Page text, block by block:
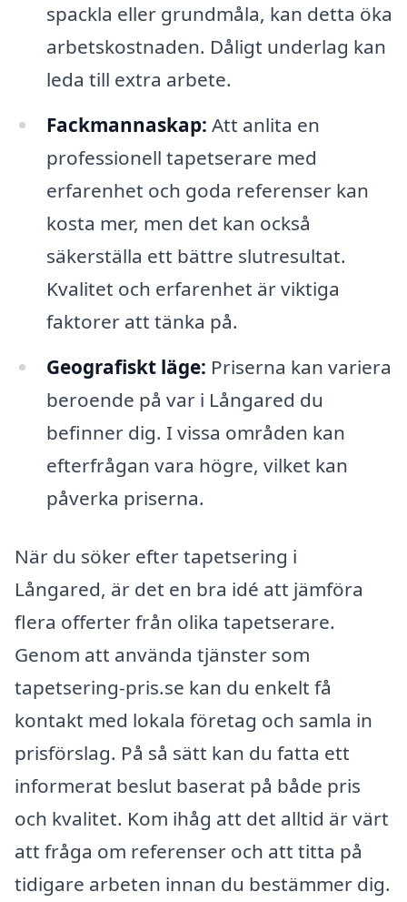
spackla eller grundmåla, kan detta öka
arbetskostnaden. Dåligt underlag kan
leda till extra arbete.
Fackmannaskap: Att anlita en
professionell tapetserare med
erfarenhet och goda referenser kan
kosta mer, men det kan också
säkerställa ett bättre slutresultat.
Kvalitet och erfarenhet är viktiga
faktorer att tänka på.
Geografiskt läge: Priserna kan variera
beroende på var i Långared du
befinner dig. I vissa områden kan
efterfrågan vara högre, vilket kan
påverka priserna.
När du söker efter tapetsering i
Långared, är det en bra idé att jämföra
flera offerter från olika tapetserare.
Genom att använda tjänster som
tapetsering-pris.se kan du enkelt få
kontakt med lokala företag och samla in
prisförslag. På så sätt kan du fatta ett
informerat beslut baserat på både pris
och kvalitet. Kom ihåg att det alltid är värt
att fråga om referenser och att titta på
tidigare arbeten innan du bestämmer dig.